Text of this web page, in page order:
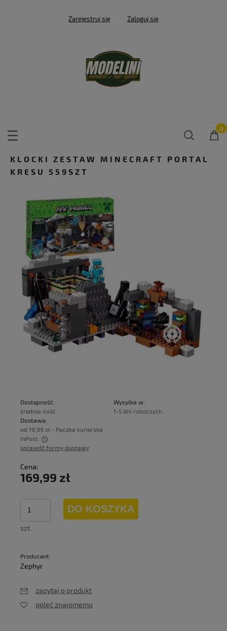
Zarejestruj się Zaloguj się
KLOCKI ZESTAW MINECRAFT PORTAL
KRESU 559SZT
Dostępność:
średnia ilość
Wysyłka w:
1-5 dni roboczych.
Dostawa:
od 19,99 zł - Paczka kurierska
InPost
Cena nie zawiera ewentualnych kosztów płatności
sprawdź formy dostawy
Cena:
169,99 zł
szt.
DO KOSZYKA
Producent:
Zephyr
zapytaj o produkt
poleć znajomemu